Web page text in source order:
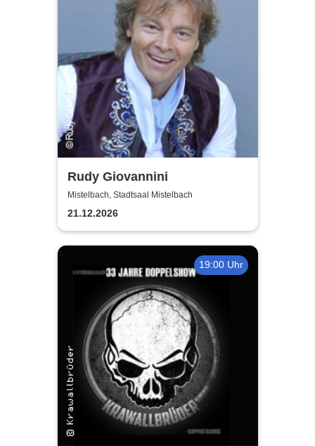
Rudy Giovannini
Mistelbach, Stadtsaal Mistelbach
21.12.2026
19:00 Uhr